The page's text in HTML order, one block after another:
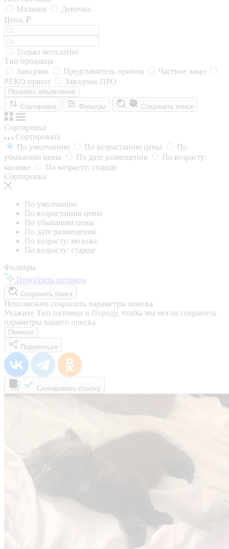
Мальчик
Девочка
Цена, ₽
Только бесплатно
Тип продавца
Заводчик
Представитель приюта
Частное лицо
РЕКО приют
Заводчик ПРО
Показать объявления
Сортировка
Фильтры Сохранить поиск
Сортировка
Сортировать
По умолчанию
По возрастанию цены
По
убыванию цены
По дате размещения
По возрасту:
моложе
По возрасту: старше
Сортировка
По умолчанию
По возрастанию цены
По убыванию цены
По дате размещения
По возрасту: моложе
По возрасту: старше
Фильтры
Подобрать питомца
Сохранить поиск
Невозможно сохранить параметры поиска
Укажите Тип питомца и Породу, чтобы мы могли сохранить
параметры вашего поиска
Понятно
Поделиться
Скопировать ссылку